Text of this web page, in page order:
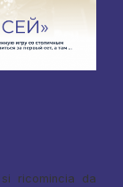
ricomincia da